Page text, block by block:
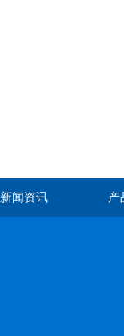
新闻资讯 产